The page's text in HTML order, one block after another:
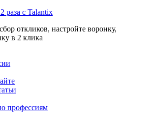
раза с Talantix
откликов, настройте воронку,
в 2 клика
профессиям